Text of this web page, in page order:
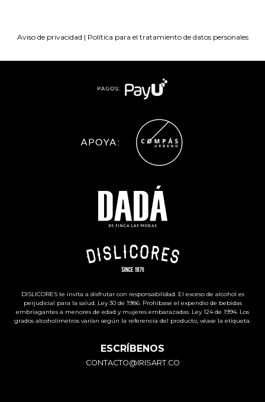
Aviso de privacidad | Política para el tratamiento de datos personales
DISLICORES te invita a disfrutar con responsabilidad. El exceso de alcohol es
perjudicial para la salud. Ley 30 de 1986. Prohíbase el expendio de bebidas
embriagantes a menores de edad y mujeres embarazadas. Ley 124 de 1994. Los
grados alcoholímetros varían según la referencia del producto, véase la etiqueta.
ESCRÍBENOS
CONTACTO@IRISART.CO